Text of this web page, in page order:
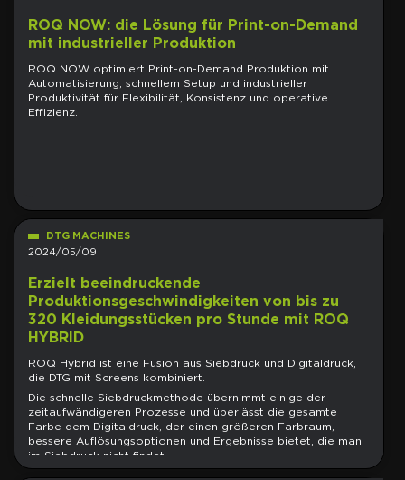
ROQ NOW: die Lösung für Print-on-Demand
mit industrieller Produktion
ROQ NOW optimiert Print-on-Demand Produktion mit
Automatisierung, schnellem Setup und industrieller
Produktivität für Flexibilität, Konsistenz und operative
Effizienz.
DTG MACHINES
2024/05/09
Erzielt beeindruckende
Produktionsgeschwindigkeiten von bis zu
320 Kleidungsstücken pro Stunde mit ROQ
HYBRID
ROQ Hybrid ist eine Fusion aus Siebdruck und Digitaldruck,
die DTG mit Screens kombiniert.
Die schnelle Siebdruckmethode übernimmt einige der
zeitaufwändigeren Prozesse und überlässt die gesamte
Farbe dem Digitaldruck, der einen größeren Farbraum,
bessere Auflösungsoptionen und Ergebnisse bietet, die man
im Siebdruck nicht findet.